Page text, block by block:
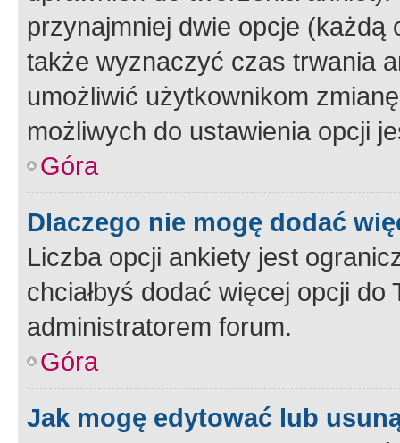
przynajmniej dwie opcje
także wyznaczyć czas trwania
umożliwić użytkownikom
możliwych do ustawienia opcji
Góra
Dlaczego nie mogę dodać
Liczba opcji ankiety jest
chciałbyś dodać więcej opcji
administratorem forum.
Góra
Jak mogę edytować lub